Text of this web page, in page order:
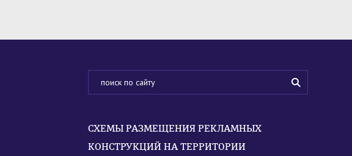
СХЕМЫ РАЗМЕЩЕНИЯ РЕКЛАМНЫХ
КОНСТРУКЦИЙ НА ТЕРРИТОРИИ